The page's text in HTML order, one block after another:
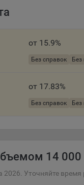
от 15.9%
Без справок Без
от 17.83%
Без справок Без
14 000
Уточняйте время